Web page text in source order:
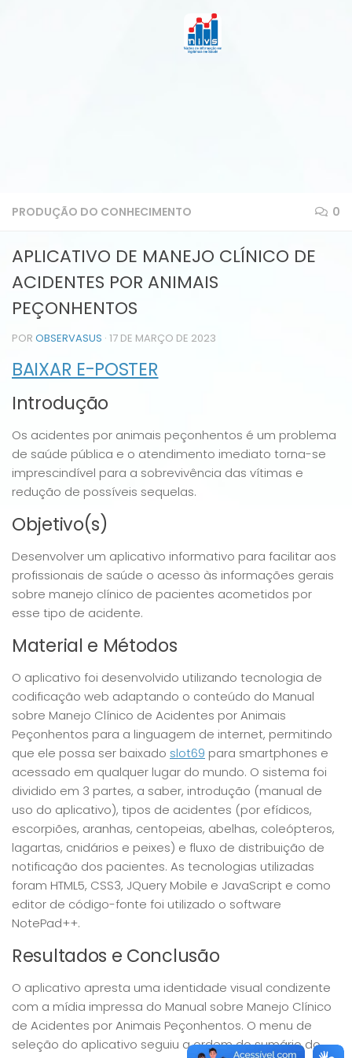
PRODUÇÃO DO CONHECIMENTO 0
APLICATIVO DE MANEJO CLÍNICO DE
ACIDENTES POR ANIMAIS
PEÇONHENTOS
POR OBSERVASUS · 17 DE MARÇO DE 2023
BAIXAR E-POSTER
Introdução
Os acidentes por animais peçonhentos é um problema
de saúde pública e o atendimento imediato torna-se
imprescindível para a sobrevivência das vítimas e
redução de possíveis sequelas.
Objetivo(s)
Desenvolver um aplicativo informativo para facilitar aos
profissionais de saúde o acesso às informações gerais
sobre manejo clínico de pacientes acometidos por
esse tipo de acidente.
Material e Métodos
O aplicativo foi desenvolvido utilizando tecnologia de
codificação web adaptando o conteúdo do Manual
sobre Manejo Clínico de Acidentes por Animais
Peçonhentos para a linguagem de internet, permitindo
que ele possa ser baixado slot69 para smartphones e
acessado em qualquer lugar do mundo. O sistema foi
dividido em 3 partes, a saber, introdução (manual de
uso do aplicativo), tipos de acidentes (por efídicos,
escorpiões, aranhas, centopeias, abelhas, coleópteros,
lagartas, cnidários e peixes) e fluxo de distribuição de
notificação dos pacientes. As tecnologias utilizadas
foram HTML5, CSS3, JQuery Mobile e JavaScript e como
editor de código-fonte foi utilizado o software
NotePad++.
Resultados e Conclusão
O aplicativo apresta uma identidade visual condizente
com a mídia impressa do Manual sobre Manejo Clínico
de Acidentes por Animais Peçonhentos. O menu de
seleção do aplicativo seguiu a ordem do sumário do